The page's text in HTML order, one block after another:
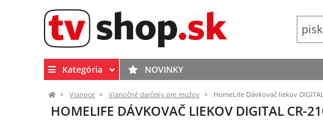
Kategória NOVINKY
Vianoce Vianočné darčeky pre mužov HomeLife Dávkovač liekov
HOMELIFE DÁVKOVAČ LIEKOV DIGITAL CR-